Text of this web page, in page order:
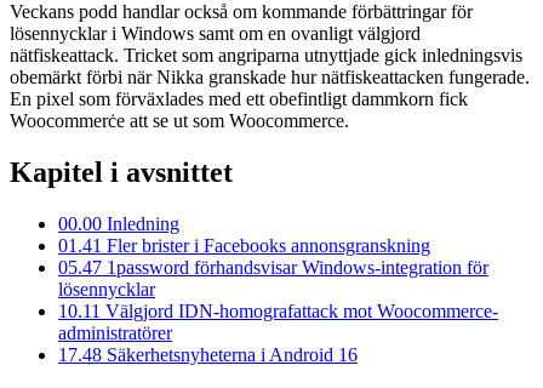
Veckans podd handlar också om kommande förbättringar för
lösennycklar i Windows samt om en ovanligt välgjord
nätfiskeattack. Tricket som angriparna utnyttjade gick inledningsvis
obemärkt förbi när Nikka granskade hur nätfiskeattacken fungerade.
En pixel som förväxlades med ett obefintligt dammkorn fick
Woocommerċe att se ut som Woocommerce.
Kapitel i avsnittet
00.00 Inledning
01.41 Fler brister i Facebooks annonsgranskning
05.47 1password förhandsvisar Windows-integration för
lösennycklar
10.11 Välgjord IDN-homografattack mot Woocommerce-
administratörer
17.48 Säkerhetsnyheterna i Android 16